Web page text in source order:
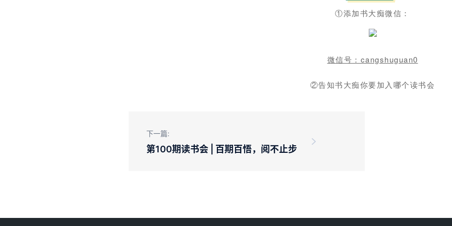
①添加书大痴微信：
微信号：cangshuguan0
②告知书大痴你要加入哪个读书会
下一篇:
第100期读书会 | 百期百悟，阅不止步